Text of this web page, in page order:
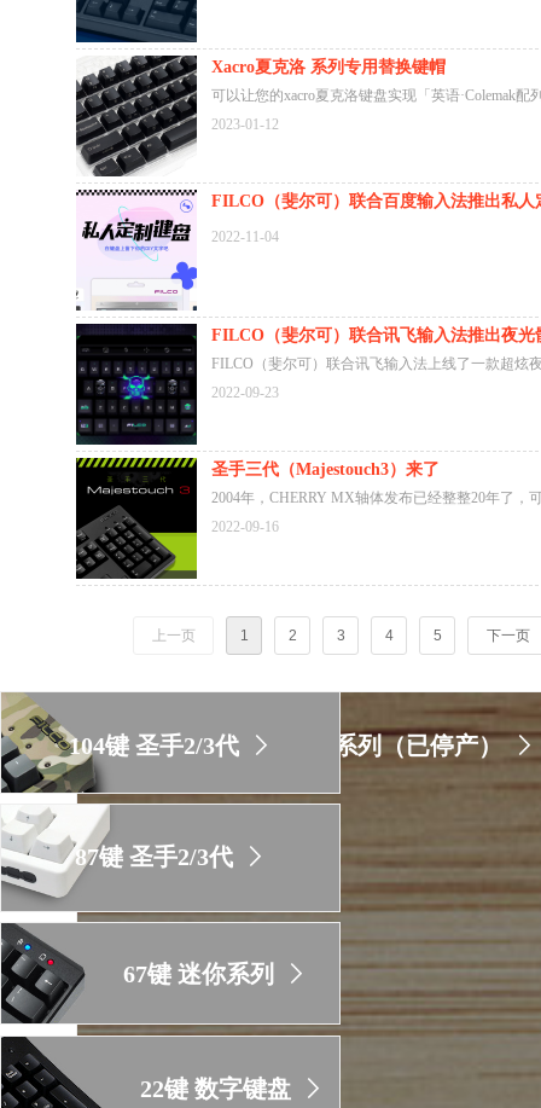
Xacro夏克洛 系列专用替换键帽
可以让您的xacro夏克洛键盘实现「英语·Colemak配
·Dvorak配列」以及「英语·Mac配列」
2023-01-12
FILCO（斐尔可）联合百度输入法推出私人
2022-11-04
FILCO（斐尔可）联合讯飞输入法推出夜光
皮肤
FILCO（斐尔可）联合讯飞输入法上线了一款超炫
肤，斐尔可粉丝专属1分钱限时兑换活动正在进行
钱兑换活动仅支持安卓平台）
2022-09-23
圣手三代（Majestouch3）来了
2004年，CHERRY MX轴体发布已经整整20年了，
实，评价也越来越高，但在世界范围内，采用
轴体，作为斐尔可（FILCO）键盘的旗舰型号。那
MX轴体。
尔可（FILCO）除了采用高品质的CHERRY MX轴
手三代（Majestouch3）赋予其他更高的品质要求。
2022-09-16
上一页 1 2 3 4 5 下一页
圣手系列（已停产） ꁕ
104键 圣手2/3代 ꁕ
22键 数字键盘 ꁕ
67键 迷你系列 ꁕ
87键 圣手2/3代 ꁕ